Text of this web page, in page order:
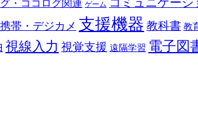
・ココログ関連 ゲーム
携帯・デジカメ 支援機器 教科書 教
視線入力 視覚支援 遠隔学習 電子図